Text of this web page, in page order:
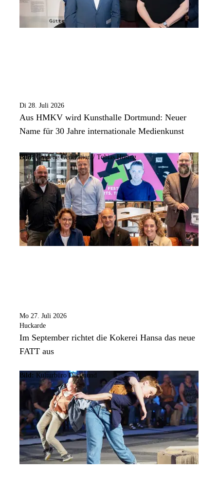
Di 28. Juli 2026
Aus HMKV wird Kunsthalle Dortmund: Neuer
Name für 30 Jahre internationale Medienkunst
Bild: Goldene Generation / Tobias Hüsing
Mo 27. Juli 2026
Huckarde
Im September richtet die Kokerei Hansa das neue
FATT aus
Bild: Kulturbüro Dortmund